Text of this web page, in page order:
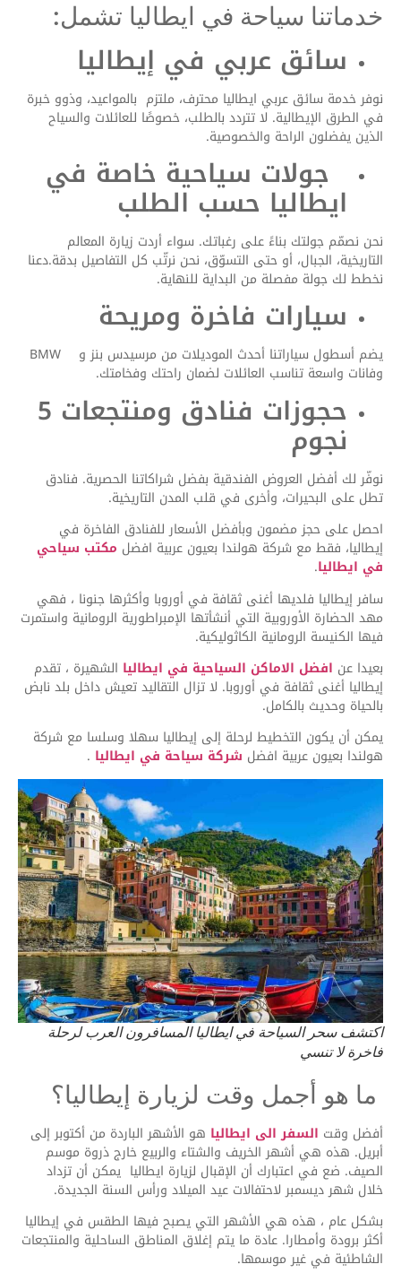
خدماتنا سياحة في ايطاليا تشمل:
سائق عربي في إيطاليا
نوفر خدمة سائق عربي ايطاليا محترف، ملتزم بالمواعيد، وذوو خبرة
في الطرق الإيطالية. لا تتردد بالطلب، خصوصًا للعائلات والسياح
الذين يفضلون الراحة والخصوصية.
جولات سياحية خاصة في
ايطاليا حسب الطلب
نحن نصمّم جولتك بناءً على رغباتك. سواء أردت زيارة المعالم
التاريخية، الجبال، أو حتى التسوّق، نحن نرتّب كل التفاصيل بدقة.دعنا
نخطط لك جولة مفصلة من البداية للنهاية.
سيارات فاخرة ومريحة
يضم أسطول سياراتنا أحدث الموديلات من مرسيدس بنز و BMW
وفانات واسعة تناسب العائلات لضمان راحتك وفخامتك.
حجوزات فنادق ومنتجعات 5
نجوم
نوفّر لك أفضل العروض الفندقية بفضل شراكاتنا الحصرية. فنادق
تطل على البحيرات، وأخرى في قلب المدن التاريخية.
احصل على حجز مضمون وبأفضل الأسعار للفنادق الفاخرة في
إيطاليا، فقط مع شركة هولندا بعيون عربية افضل مكتب سياحي
في ايطاليا.
سافر إيطاليا فلديها أغنى ثقافة في أوروبا وأكثرها جنونا ، فهي
مهد الحضارة الأوروبية التي أنشأتها الإمبراطورية الرومانية واستمرت
فيها الكنيسة الرومانية الكاثوليكية.
بعيدا عن افضل الاماكن السياحية في ايطاليا الشهيرة ، تقدم
إيطاليا أغنى ثقافة في أوروبا. لا تزال التقاليد تعيش داخل بلد نابض
بالحياة وحديث بالكامل.
يمكن أن يكون التخطيط لرحلة إلى إيطاليا سهلا وسلسا مع شركة
هولندا بعيون عربية افضل شركة سياحة في ايطاليا .
اكتشف سحر السياحة في ايطاليا المسافرون العرب لرحلة
فاخرة لا تنسي
ما هو أجمل وقت لزيارة إيطاليا؟
أفضل وقت السفر الى ايطاليا هو الأشهر الباردة من أكتوبر إلى
أبريل. هذه هي أشهر الخريف والشتاء والربيع خارج ذروة موسم
الصيف. ضع في اعتبارك أن الإقبال لزيارة ايطاليا يمكن أن تزداد
خلال شهر ديسمبر لاحتفالات عيد الميلاد ورأس السنة الجديدة.
بشكل عام ، هذه هي الأشهر التي يصبح فيها الطقس في إيطاليا
أكثر برودة وأمطارا. عادة ما يتم إغلاق المناطق الساحلية والمنتجعات
الشاطئية في غير موسمها.